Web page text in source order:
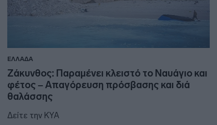
ΕΛΛΑΔΑ
Ζάκυνθος: Παραμένει κλειστό το Ναυάγιο και
φέτος – Απαγόρευση πρόσβασης και διά
θαλάσσης
Δείτε την ΚΥΑ